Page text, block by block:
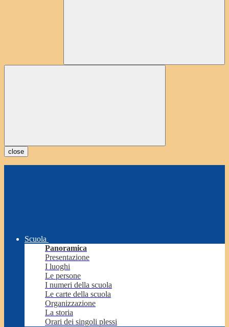
close
Scuola
Panoramica
Presentazione
I luoghi
Le persone
I numeri della scuola
Le carte della scuola
Organizzazione
La storia
Orari dei singoli plessi